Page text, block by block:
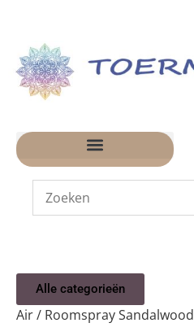
Alle categorieën
Air / Roomspray Sandalwood